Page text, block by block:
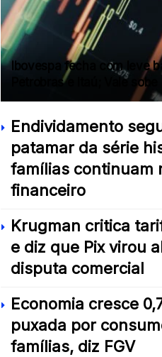
Ibovespa fecha com leve
Petrobras e Itaú; Vale sobe
Endividamento
patamar da série
famílias continuam
financeiro
Krugman critica
e diz que Pix virou
disputa comercial
Economia cresce
puxada por
famílias, diz FGV